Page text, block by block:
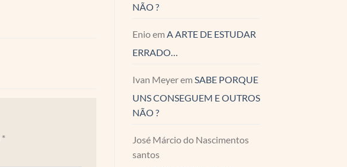
*
NÃO ?
Enioem A ARTE DE ESTUDAR
ERRADO…
Ivan Meyerem SABE PORQUE
UNS CONSEGUEM E OUTROS
NÃO ?
José Márcio do Nascimentos
santos